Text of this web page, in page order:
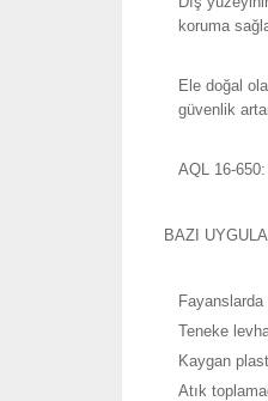
koruma
Ele doğal
güvenlik
AQL 16-
BAZI
Teneke
Kaygan
Atık